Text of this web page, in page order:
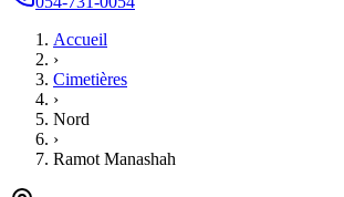
Accueil
›
Cimetières
›
Nord
›
Ramot Manashah